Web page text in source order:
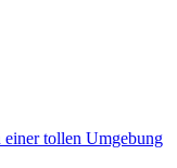
einer tollen Umgebung